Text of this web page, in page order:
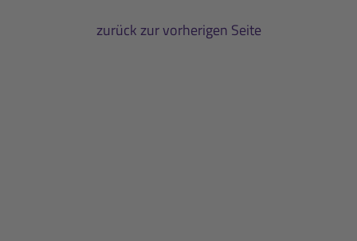
zurück zur vorherigen Seite